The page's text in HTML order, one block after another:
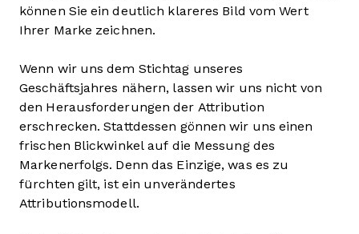
können Sie ein deutlich klareres Bild vom Wert
Ihrer Marke zeichnen.
Wenn wir uns dem Stichtag unseres
Geschäftsjahres nähern, lassen wir uns nicht von
den Herausforderungen der Attribution
erschrecken. Stattdessen gönnen wir uns einen
frischen Blickwinkel auf die Messung des
Markenerfolgs. Denn das Einzige, was es zu
fürchten gilt, ist ein unverändertes
Attributionsmodell.